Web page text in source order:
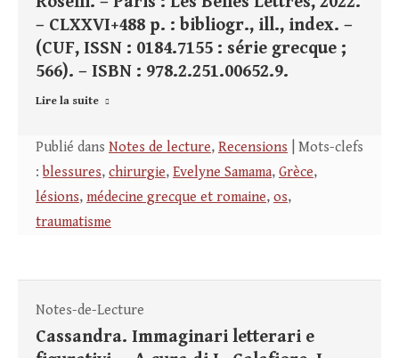
– CLXXVI+488 p. : bibliogr., ill., index. –
(CUF, ISSN : 0184.7155 : série grecque ;
566). – ISBN : 978.2.251.00652.9.
Lire la suite
Publié dans Notes de lecture, Recensions | Mots-clefs
: blessures, chirurgie, Evelyne Samama, Grèce,
lésions, médecine grecque et romaine, os,
traumatisme
Notes-de-Lecture
Cassandra. Immaginari letterari e